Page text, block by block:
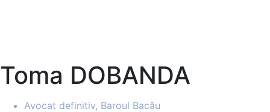
Toma DOBANDA
Avocat definitiv, Baroul Bacău